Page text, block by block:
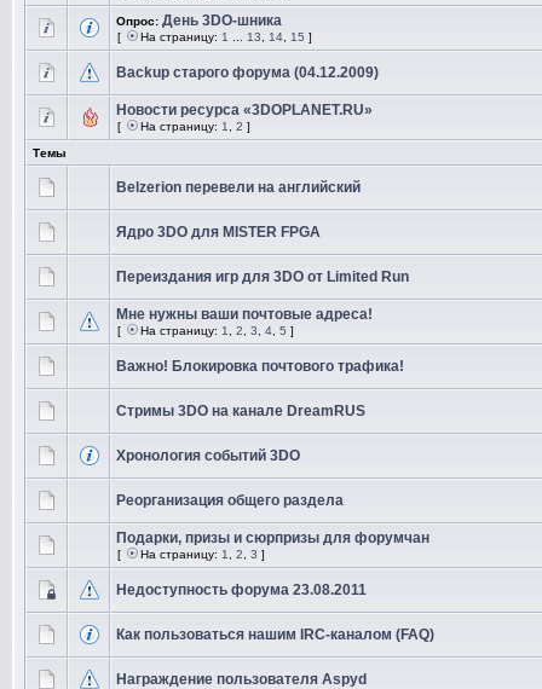
Опрос: День 3DO-шника
[ На страницу: 1 13 14 15 ]
Backup старого форума (04.12.2009)
Новости ресурса «3DOPLANET.RU»
[ На страницу: 1 2 ]
Темы
Belzerion перевели на английский
Ядро 3DO для MISTER FPGA
Переиздания игр для 3DO от Limited Run
Мне нужны ваши почтовые адреса!
[ На страницу: 1 2 3 4 5 ]
Важно! Блокировка почтового трафика!
Стримы 3DO на канале DreamRUS
Хронология событий 3DO
Реорганизация общего раздела
Подарки, призы и сюрпризы для форумчан
[ На страницу: 1 2 3 ]
Недоступность форума 23.08.2011
Как пользоваться нашим IRC-каналом (FAQ)
Награждение пользователя Aspyd